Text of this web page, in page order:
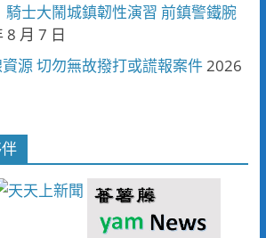
騎士大鬧城鎮韌性演習 前鎮警鐵腕
8 月 7 日
源 切勿無故撥打或謊報案件2026